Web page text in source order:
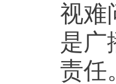
视难
是广
责任